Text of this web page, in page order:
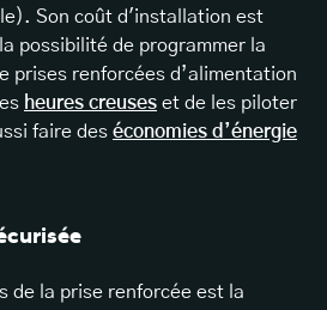
Son coût d'installation est
possibilité de programmer la
prises renforcées d’alimentation
heures creuses et de les piloter
faire des économies d’énergie
de la prise renforcée est la